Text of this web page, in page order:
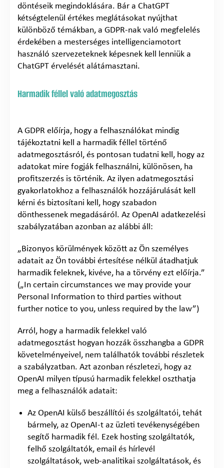
döntéseik megindoklására. Bár a ChatGPT
kétségtelenül értékes meglátásokat nyújthat
különböző témákban, a GDPR-nak való megfelelés
érdekében a mesterséges intelligenciamotort
használó szervezeteknek képesnek kell lenniük a
ChatGPT érvelését alátámasztani.
Harmadik féllel való adatmegosztás
A GDPR előírja, hogy a felhasználókat mindig
tájékoztatni kell a harmadik féllel történő
adatmegosztásról, és pontosan tudatni kell, hogy az
adatokat mire fogják felhasználni, különösen, ha
profitszerzés is történik. Az ilyen adatmegosztási
gyakorlatokhoz a felhasználók hozzájárulását kell
kérni és biztosítani kell, hogy szabadon
dönthessenek megadásáról. Az OpenAI adatkezelési
szabályzatában azonban az alábbi áll:
„Bizonyos körülmények között az Ön személyes
adatait az Ön további értesítése nélkül átadhatjuk
harmadik feleknek, kivéve, ha a törvény ezt előírja.”
(„In certain circumstances we may provide your
Personal Information to third parties without
further notice to you, unless required by the law”)
Arról, hogy a harmadik felekkel való
adatmegosztást hogyan hozzák összhangba a GDPR
követelményeivel, nem találhatók további részletek
a szabályzatban. Azt azonban részletezi, hogy az
OpenAI milyen típusú harmadik felekkel oszthatja
meg a felhasználók adatait:
Az OpenAI külső beszállítói és szolgáltatói, tehát
bármely, az OpenAI-t az üzleti tevékenységében
segítő harmadik fél. Ezek hosting szolgáltatók,
felhő szolgáltatók, email és hírlevél
szolgáltatások, web-analitikai szolgáltatások, és